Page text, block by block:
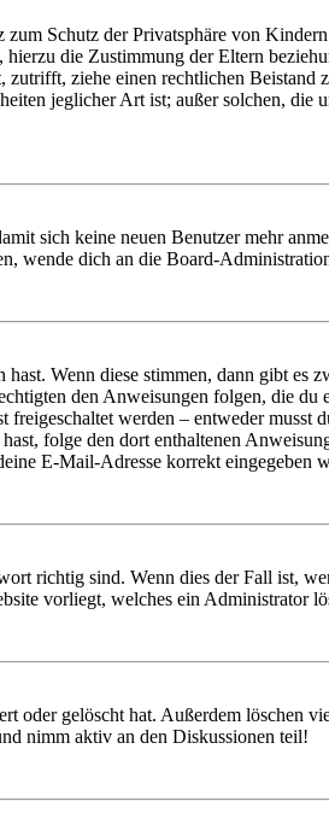
Schutz der Privatsphäre von
die Zustimmung der Eltern
ziehe einen rechtlichen
jeglicher Art ist; außer solchen,
sich keine neuen Benutzer mehr
wende dich an die Board-
Wenn diese stimmen, dann gibt es
den Anweisungen folgen, die
werden – entweder musst
folge den dort enthaltenen
E-Mail-Adresse korrekt eingegeben
richtig sind. Wenn dies der Fall ist,
vorliegt, welches ein Administrator
oder gelöscht hat. Außerdem löschen
nimm aktiv an den Diskussionen teil!